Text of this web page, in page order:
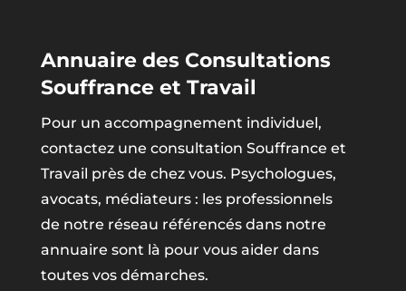
Annuaire des Consultations
Souffrance et Travail
Pour un accompagnement individuel,
contactez une consultation Souffrance et
Travail près de chez vous. Psychologues,
avocats, médiateurs : les professionnels
de notre réseau référencés dans notre
annuaire sont là pour vous aider dans
toutes vos démarches.